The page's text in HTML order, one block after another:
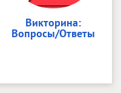
Викторина:
Вопросы/Ответы